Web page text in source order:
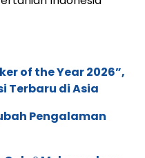
of the Year 2026”,
Terbaru di Asia
Pengalaman